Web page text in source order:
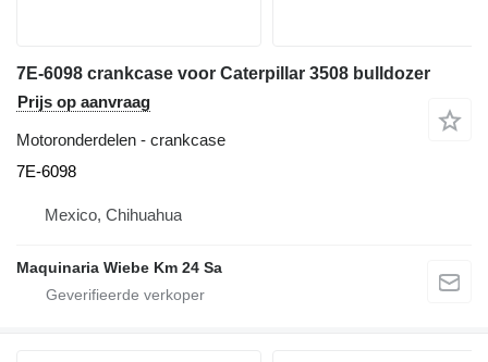
7E-6098 crankcase voor Caterpillar 3508 bulldozer
Prijs op aanvraag
Motoronderdelen - crankcase
7E-6098
Mexico, Chihuahua
Maquinaria Wiebe Km 24 Sa